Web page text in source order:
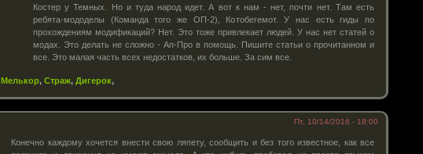
Костер у Темных. Но и туда народ идет. А вот к нам - нет, почти нет. Там есть
ребята-мододелы (Команда того же ОП-2), Котобегемот. У нас есть гиды по
прохождениям модификаций? Нет. Это тоже привлекает людей. У нас нет статей о
модах. Это делать не сложно - Ап-Про в помощь. Пишите статьи о прочитанном и
все. Это малая часть всех недостатков, их больше. За сим все.
Мелькор, Страж, Дигерок,
Пт, 10/14/2016 - 18:00
Конечно каждому хочется внести свою ляпету, сообщить и без того известное, как все